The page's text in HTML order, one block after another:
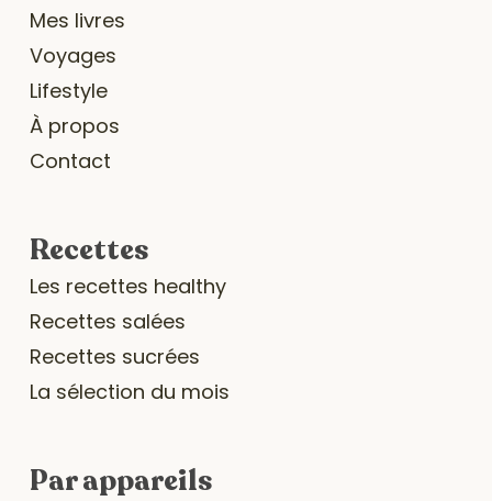
Mes livres
Voyages
Lifestyle
À propos
Contact
Recettes
Les recettes healthy
Recettes salées
Recettes sucrées
La sélection du mois
Par appareils